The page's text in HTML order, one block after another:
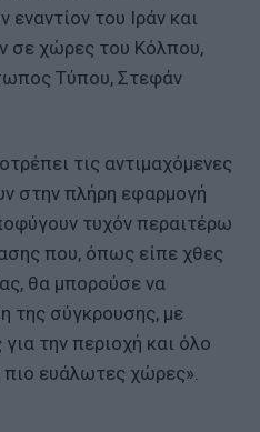
του Ιράν και
σε χώρες του Κόλπου,
Τύπου, Στεφάν
τις αντιμαχόμενες
στην πλήρη εφαρμογή
τυχόν περαιτέρω
που, όπως είπε χθες
θα μπορούσε να
της σύγκρουσης, με
την περιοχή και όλο
πιο ευάλωτες χώρες».